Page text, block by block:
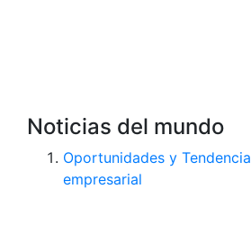
Noticias del mundo
Oportunidades y Tendencia
empresarial